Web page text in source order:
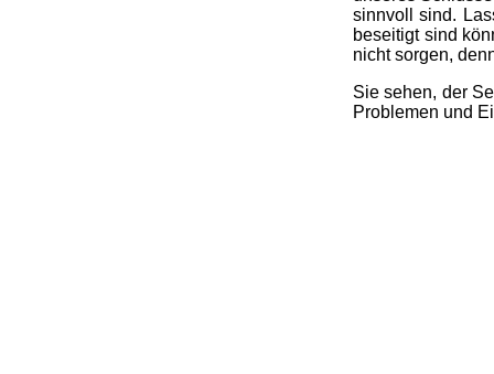
sinnvoll sind.
beseitigt sind
nicht sorgen,
Sie sehen, der
Problemen und